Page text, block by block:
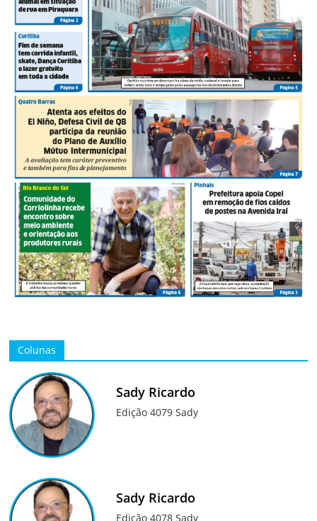
Colunas
Sady Ricardo
Edição 4079 Sady
Sady Ricardo
Edição 4078 Sady